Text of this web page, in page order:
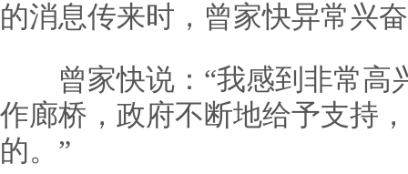
的消息传来时，曾家快异常兴
曾家快说：“我感到非常高
作廊桥，政府不断地给予支持
的。”